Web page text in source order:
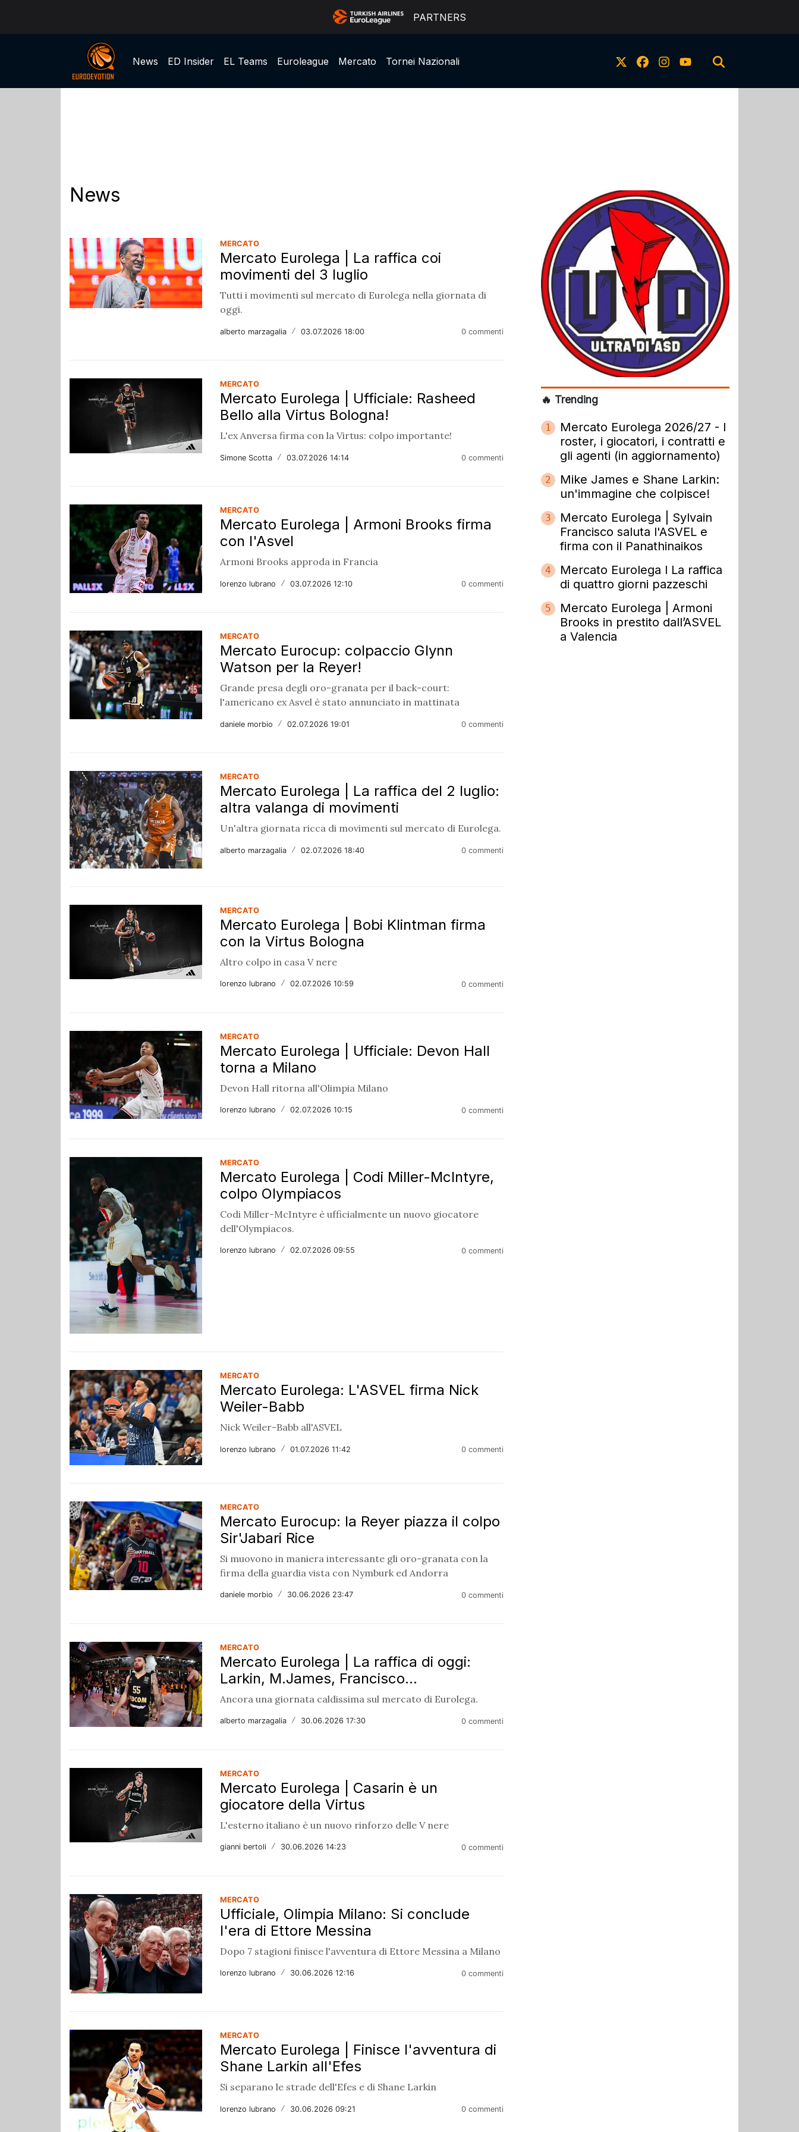
PARTNERS
News ED Insider EL Teams Euroleague Mercato Tornei Nazionali
News
MERCATO
Mercato Eurolega | La raffica coi
movimenti del 3 luglio
Tutti i movimenti sul mercato di Eurolega nella giornata di
oggi.
alberto marzagalia / 03.07.2026 18:00 0 commenti
MERCATO
Mercato Eurolega | Ufficiale: Rasheed
Bello alla Virtus Bologna!
L'ex Anversa firma con la Virtus: colpo importante!
Simone Scotta / 03.07.2026 14:14 0 commenti
MERCATO
Mercato Eurolega | Armoni Brooks firma
con l'Asvel
Armoni Brooks approda in Francia
lorenzo lubrano / 03.07.2026 12:10 0 commenti
MERCATO
Mercato Eurocup: colpaccio Glynn
Watson per la Reyer!
Grande presa degli oro-granata per il back-court:
l'americano ex Asvel è stato annunciato in mattinata
daniele morbio / 02.07.2026 19:01 0 commenti
MERCATO
Mercato Eurolega | La raffica del 2 luglio:
altra valanga di movimenti
Un'altra giornata ricca di movimenti sul mercato di Eurolega.
alberto marzagalia / 02.07.2026 18:40 0 commenti
MERCATO
Mercato Eurolega | Bobi Klintman firma
con la Virtus Bologna
Altro colpo in casa V nere
lorenzo lubrano / 02.07.2026 10:59 0 commenti
MERCATO
Mercato Eurolega | Ufficiale: Devon Hall
torna a Milano
Devon Hall ritorna all'Olimpia Milano
lorenzo lubrano / 02.07.2026 10:15 0 commenti
MERCATO
Mercato Eurolega | Codi Miller-McIntyre,
colpo Olympiacos
Codi Miller-McIntyre è ufficialmente un nuovo giocatore
dell'Olympiacos.
lorenzo lubrano / 02.07.2026 09:55 0 commenti
MERCATO
Mercato Eurolega: L'ASVEL firma Nick
Weiler-Babb
Nick Weiler-Babb all'ASVEL
lorenzo lubrano / 01.07.2026 11:42 0 commenti
MERCATO
Mercato Eurocup: la Reyer piazza il colpo
Sir'Jabari Rice
Si muovono in maniera interessante gli oro-granata con la
firma della guardia vista con Nymburk ed Andorra
daniele morbio / 30.06.2026 23:47 0 commenti
MERCATO
Mercato Eurolega | La raffica di oggi:
Larkin, M.James, Francisco...
Ancora una giornata caldissima sul mercato di Eurolega.
alberto marzagalia / 30.06.2026 17:30 0 commenti
MERCATO
Mercato Eurolega | Casarin è un
giocatore della Virtus
L'esterno italiano è un nuovo rinforzo delle V nere
gianni bertoli / 30.06.2026 14:23 0 commenti
MERCATO
Ufficiale, Olimpia Milano: Si conclude
l'era di Ettore Messina
Dopo 7 stagioni finisce l'avventura di Ettore Messina a Milano
lorenzo lubrano / 30.06.2026 12:16 0 commenti
MERCATO
Mercato Eurolega | Finisce l'avventura di
Shane Larkin all'Efes
Si separano le strade dell'Efes e di Shane Larkin
lorenzo lubrano / 30.06.2026 09:21 0 commenti
🔥 Trending
1
Mercato Eurolega 2026/27 - I
roster, i giocatori, i contratti e
gli agenti (in aggiornamento)
2
Mike James e Shane Larkin:
un'immagine che colpisce!
3
Mercato Eurolega | Sylvain
Francisco saluta l'ASVEL e
firma con il Panathinaikos
4
Mercato Eurolega l La raffica
di quattro giorni pazzeschi
5
Mercato Eurolega | Armoni
Brooks in prestito dall’ASVEL
a Valencia